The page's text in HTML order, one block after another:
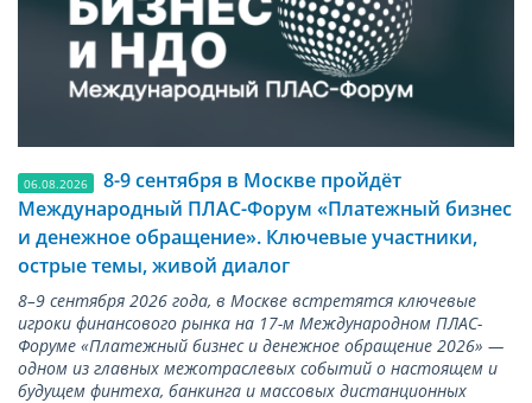
06.08.2026
8-9 сентября в Москве пройдёт
Международный ПЛАС-Форум «Платежный бизнес
и денежное обращение». Ключевые участники,
острые темы, живой диалог
8–9 сентября 2026 года, в Москве встретятся ключевые
игроки финансового рынка на 17-м Международном ПЛАС-
Форуме «Платежный бизнес и денежное обращение 2026» —
одном из главных межотраслевых событий о настоящем и
будущем финтеха, банкинга и массовых дистанционных